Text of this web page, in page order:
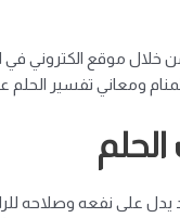
موقع الكتروني في
ومعاني تفسير الحلم
على نفعه وصلاحه